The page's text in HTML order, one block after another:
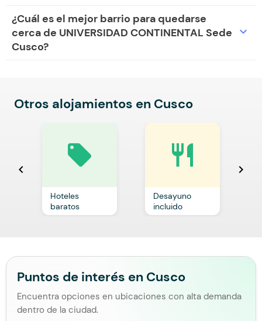
¿Cuál es el mejor barrio para quedarse
cerca de UNIVERSIDAD CONTINENTAL Sede
Cusco?
expand_more
Otros alojamientos en Cusco
chevron_left
local_offer
Hoteles
baratos
restaurant
Desayuno
incluido
chevron_right
Puntos de interés en Cusco
Encuentra opciones en ubicaciones con alta demanda
dentro de la ciudad.